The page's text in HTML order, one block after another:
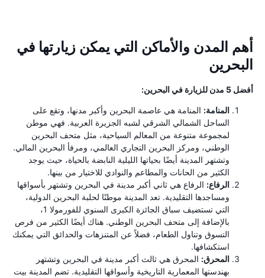
أهم المدن والأماكن التي يمكن زيارتها في
البحرين
أفضل 5 مدن للزيارة في البحرين:
المنامة: المنامة هي عاصمة البحرين وأكبر مدنها، وتقع على
الساحل الشمالي الشرقي لشبه الجزيرة العربية. فهي موطن
لمجموعة متنوعة من المعالم السياحية، مثل متحف البحرين
الوطني، ومركز البحرين التجاري العالمي، ومرفأ البحرين المالي.
وتشتهر المدينة أيضًا بحياتها الليلية النابضة بالحياة، حيث يوجد
الكثير من الحانات والمطاعم والنوادي للاختيار من بينها.
الرفاع: الرفاع هي ثاني أكبر مدينة في البحرين وتشتهر بأسواقها
ومساجدها التقليدية. تعد المدينة موطنًا لحلبة البحرين الدولية،
التي تستضيف سباق الجائزة الكبرى السنوي للفورمولا 1،
بالإضافة إلى متحف البحرين الوطني. هناك أيضًا الكثير من فرص
التسوق وتناول الطعام، فضلاً عن المتنزهات والحدائق التي يمكنك
استكشافها.
المحرق: المحرق هي ثالث أكبر مدينة في البحرين وتشتهر
بهندستها المعمارية التاريخية وأسواقها التقليدية. تضم المدينة بيت